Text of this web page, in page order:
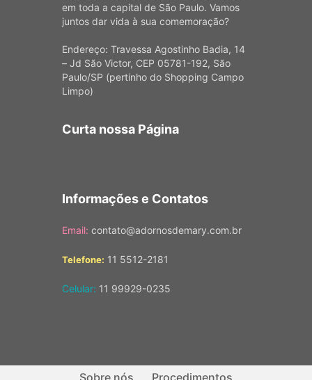
em toda a capital de São Paulo. Vamos
juntos dar vida à sua comemoração?
Endereço: Travessa Agostinho Badia, 14
– Jd São Victor, CEP 05781-192, São
Paulo/SP (pertinho do Shopping Campo
Limpo)
Curta nossa Página
Informações e Contatos
Email: contato@adornosdemary.com.br
Telefone: 11 5512-2181
Celular: 11 99929-0235
Sobre nós Procedimentos